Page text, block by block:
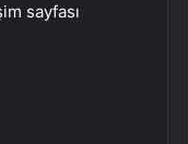
sayfası
Ajansı, Google
ve Web